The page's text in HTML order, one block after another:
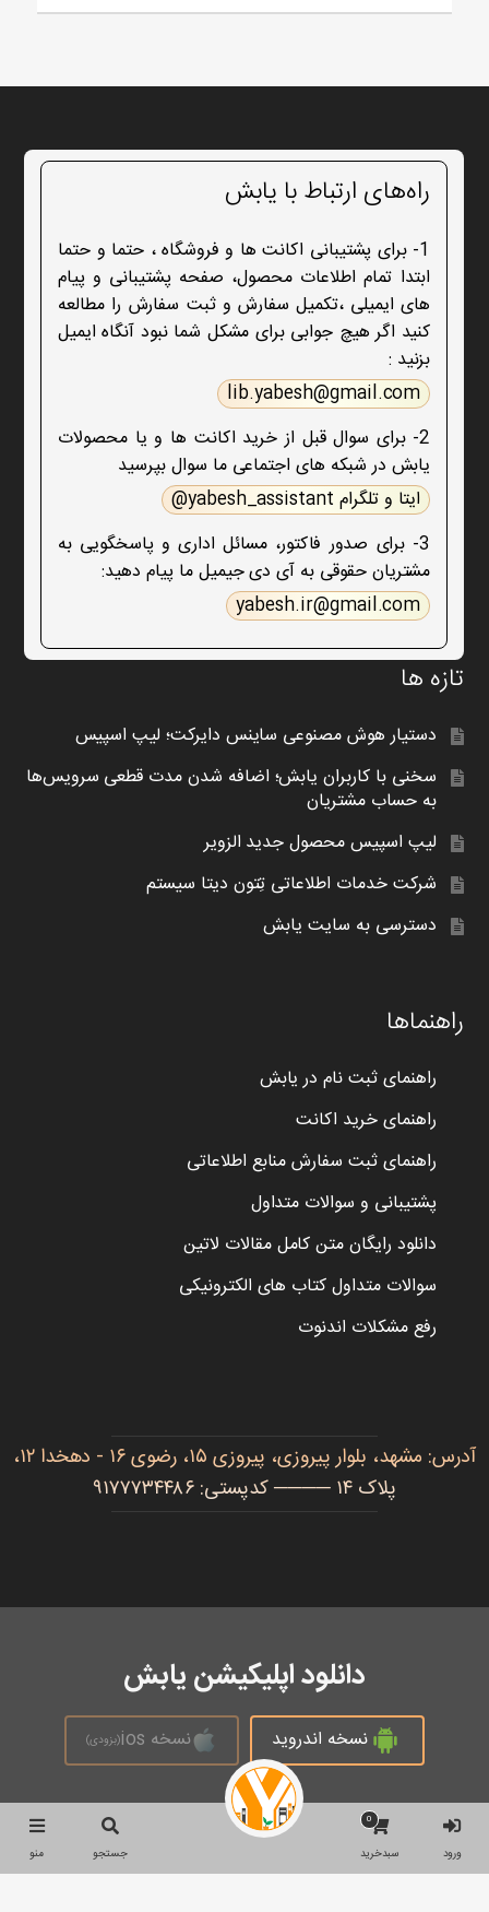
راه‌های ارتباط با یابش
1- برای پشتیبانی اکانت ها و فروشگاه ، حتما و حتما
ابتدا تمام اطلاعات محصول، صفحه پشتیبانی و پیام
های ایمیلی ،تکمیل سفارش و ثبت سفارش را مطالعه
کنید اگر هیچ جوابی برای مشکل شما نبود آنگاه ایمیل
بزنید :
lib.yabesh@gmail.com
2- برای سوال قبل از خرید اکانت ها و یا محصولات
یابش در شبکه های اجتماعی ما سوال بپرسید
ایتا و تلگرام yabesh_assistant@
3- برای صدور فاکتور، مسائل اداری و پاسخگویی به
مشتریان حقوقی به آی دی جیمیل ما پیام دهید:
yabesh.ir@gmail.com
تازه ها
دستیار هوش مصنوعی ساینس دایرکت؛ لیپ اسپیس
سخنی با کاربران یابش؛ اضافه شدن مدت قطعی سرویس‌ها
به حساب مشتریان
لیپ اسپیس محصول جدید الزویر
شرکت خدمات اطلاعاتی تِتون دیتا سیستم
دسترسی به سایت یابش
راهنماها
راهنمای ثبت نام در یابش
راهنمای خرید اکانت
راهنمای ثبت سفارش منابع اطلاعاتی
پشتیبانی و سوالات متداول
دانلود رایگان متن کامل مقالات لاتین
سوالات متداول کتاب های الکترونیکی
رفع مشکلات اندنوت
ورود
0
سبدخرید جستجو منو
آدرس: مشهد، بلوار پیروزی، پیروزی ۱۵، رضوی ۱۶ - دهخدا ۱۲،
پلاک ۱۴ ──── کدپستی: ۹۱۷۷۷۳۴۴۸۶
دانلود اپلیکیشن یابش
نسخه اندروید نسخه ios (بزودی)
تمام حقوق محفوظ است © 2026